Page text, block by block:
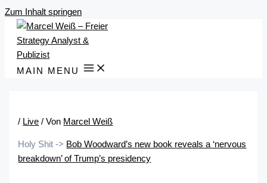
Zum Inhalt springen
MAIN MENU
/ Live / Von Marcel Weiß
Holy Shit -> Bob Woodward’s new book reveals a ‘nervous
breakdown’ of Trump’s presidency